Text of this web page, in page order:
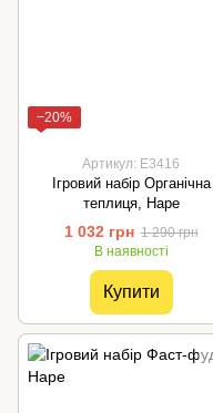
−20%
Артикул: E3416
Ігровий набір Органічна
теплиця, Hape
1 032 грн 1 290 грн
В наявності
Купити